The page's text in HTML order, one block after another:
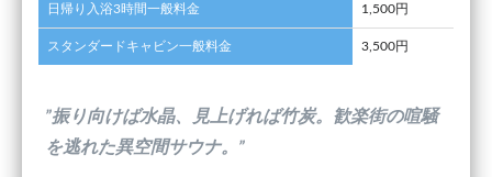
日帰り入浴3時間一般料金 1,500円
スタンダードキャビン一般料金 3,500円
”振り向けば水晶、見上げれば竹炭。歓楽街の喧騒
を逃れた異空間サウナ。”